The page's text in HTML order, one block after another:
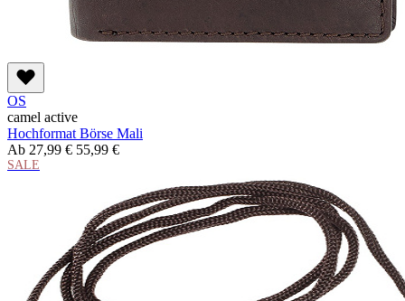
OS
camel active
Hochformat Börse Mali
Ab 27,99 € 55,99 €
SALE